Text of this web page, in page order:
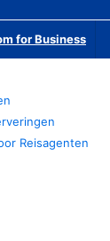
for Business
Reisagenten